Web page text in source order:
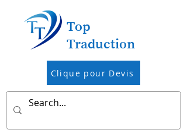
Top
Traduction
Clique pour Devis